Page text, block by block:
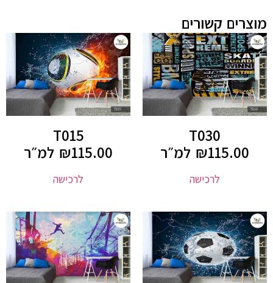
מוצרים קשורים
T030
₪115.00 למ״ר
לרכישה
T015
₪115.00 למ״ר
לרכישה